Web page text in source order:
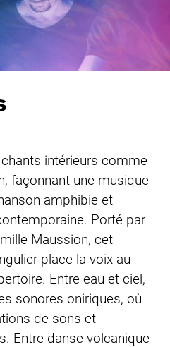
intérieurs comme
façonnant une musique
amphibie et
Porté par
Maussion, cet
place la voix au
Entre eau et ciel,
sonores oniriques, où
de sons et
Entre danse volcanique